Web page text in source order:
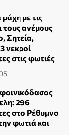
με τις
τους ανέμους
Σητεία,
νεκροί
στις φωτιές
296
στο Ρέθυμνο
φωτιά και